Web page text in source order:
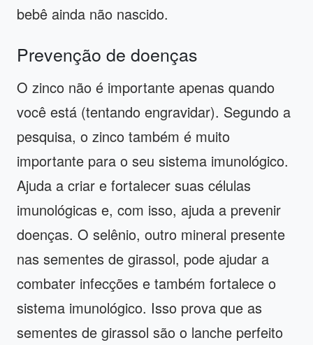
bebê ainda não nascido.
Prevenção de doenças
O zinco não é importante apenas quando
você está (tentando engravidar). Segundo a
pesquisa, o zinco também é muito
importante para o seu sistema imunológico.
Ajuda a criar e fortalecer suas células
imunológicas e, com isso, ajuda a prevenir
doenças. O selênio, outro mineral presente
nas sementes de girassol, pode ajudar a
combater infecções e também fortalece o
sistema imunológico. Isso prova que as
sementes de girassol são o lanche perfeito